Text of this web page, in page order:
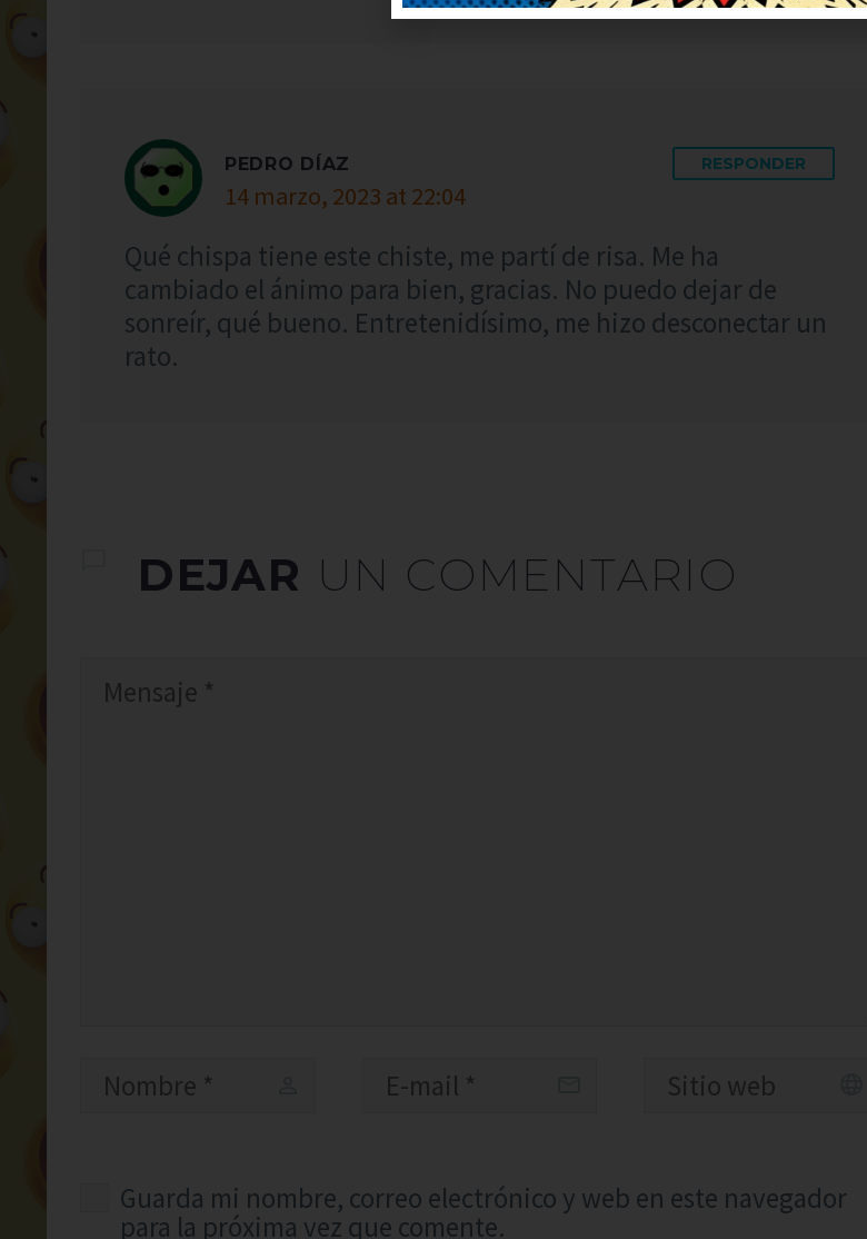
PEDRO DÍAZ
14 marzo, 2023 at 22:04
RESPONDER
Qué chispa tiene este chiste, me partí de risa. Me ha
cambiado el ánimo para bien, gracias. No puedo dejar de
sonreír, qué bueno. Entretenidísimo, me hizo desconectar un
rato.
DEJAR UN COMENTARIO
Guarda mi nombre, correo electrónico y web en este navegador
para la próxima vez que comente.